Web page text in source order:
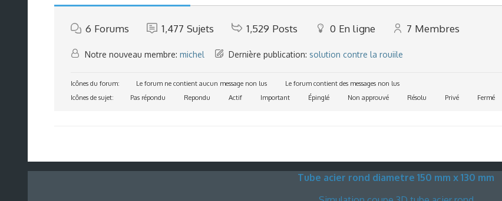
6 Forums 1,477 Sujets 1,529 Posts 0 En ligne 7 Membres
Notre nouveau membre: michel Dernière publication: solution contre la rouiile
Icônes du forum: Le forum ne contient aucun message non lus
Le forum contient des messages non lus
Icônes de sujet:
Pas répondu Repondu Actif Important Épinglé Non approuvé Résolu Privé Fermé
Tube acier rond diametre 150 mm x 130 mm